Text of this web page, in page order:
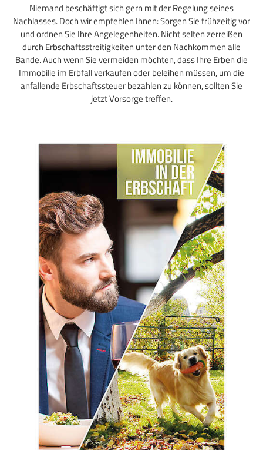
Niemand beschäftigt sich gern mit der Regelung seines
Nachlasses. Doch wir empfehlen Ihnen: Sorgen Sie frühzeitig vor
und ordnen Sie Ihre Angelegenheiten. Nicht selten zerreißen
durch Erbschaftsstreitigkeiten unter den Nachkommen alle
Bande. Auch wenn Sie vermeiden möchten, dass Ihre Erben die
Immobilie im Erbfall verkaufen oder beleihen müssen, um die
anfallende Erbschaftssteuer bezahlen zu können, sollten Sie
jetzt Vorsorge treffen.